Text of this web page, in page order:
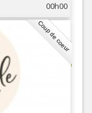
00h00
Coup de coeur